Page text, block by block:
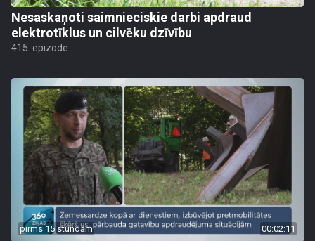
Nesaskaņoti saimnieciskie darbi apdraud
elektrotīklus un cilvēku dzīvību
415. epizode
pirms 15 stundām 00:02:11